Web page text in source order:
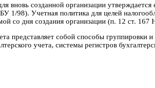
вновь созданной организации
1/98). Учетная политика для целей
со дня создания организации (п. 12 ст.
представляет собой способы
учета, системы регистров